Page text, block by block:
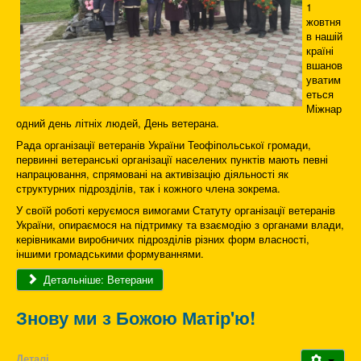
1
жовтня
в нашій
країні
вшанов
уватим
еться
Міжнар
одний день літніх людей, День ветерана.
Рада організації ветеранів України Теофіпольської громади,
первинні ветеранські організації населених пунктів мають певні
напрацювання, спрямовані на активізацію діяльності як
структурних підрозділів, так і кожного члена зокрема.
У своїй роботі керуємося вимогами Статуту організації ветеранів
України, опираємося на підтримку та взаємодію з органами влади,
керівниками виробничих підрозділів різних форм власності,
іншими громадськими формуваннями.
Детальніше: Ветерани
Знову ми з Божою Матір'ю!